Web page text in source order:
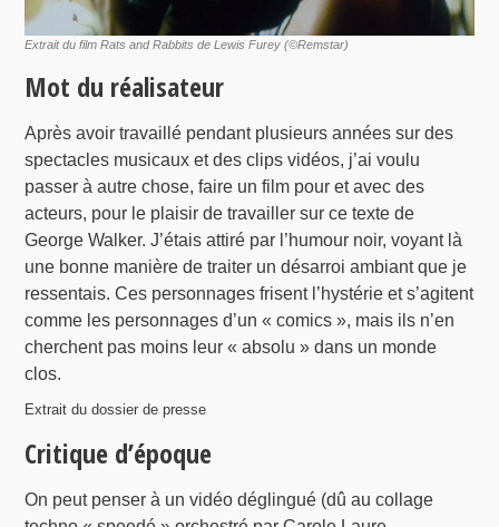
Extrait du film Rats and Rabbits de Lewis Furey (©Remstar)
Mot du réalisateur
Après avoir travaillé pendant plusieurs années sur des
spectacles musicaux et des clips vidéos, j’ai voulu
passer à autre chose, faire un film pour et avec des
acteurs, pour le plaisir de travailler sur ce texte de
George Walker. J’étais attiré par l’humour noir, voyant là
une bonne manière de traiter un désarroi ambiant que je
ressentais. Ces personnages frisent l’hystérie et s’agitent
comme les personnages d’un « comics », mais ils n’en
cherchent pas moins leur « absolu » dans un monde
clos.
Extrait du dossier de presse
Critique d’époque
On peut penser à un vidéo déglingué (dû au collage